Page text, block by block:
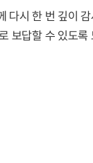
다시 한 번 깊이
보답할 수 있도록